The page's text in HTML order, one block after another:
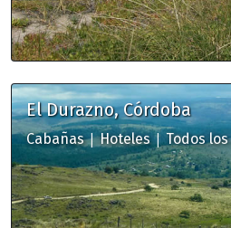
El Durazno, Córdoba
Cabañas|Hoteles|Todos